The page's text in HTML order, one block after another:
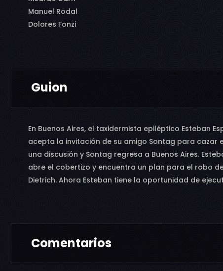
Manuel Rodal
Dolores Fonzi
Guion
En Buenos Aires, el taxidermista epiléptico Esteban
acepta la invitación de su amigo Sontag para cazar
una discusión y Sontag regresa a Buenos Aires.
abre el cobertizo y encuentra un plan para el robo
Dietrich. Ahora Esteban tiene la oportunidad de
Comentarios